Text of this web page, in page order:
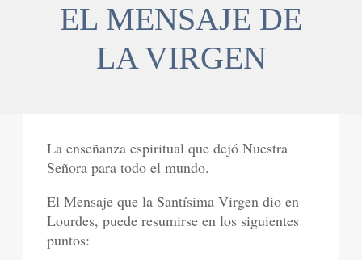
EL MENSAJE DE
LA VIRGEN
La enseñanza espiritual que dejó Nuestra
Señora para todo el mundo.
El Mensaje que la Santísima Virgen dio en
Lourdes, puede resumirse en los siguientes
puntos: